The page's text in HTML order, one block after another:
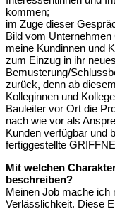
kommen;
im Zuge dieser
Bild vom
meine Kundinnen und
zum Einzug in ihr
Bemusterung/
zurück, denn ab
Kolleginnen und
Bauleiter vor Ort die
nach wie vor als
Kunden verfügbar und
fertiggestellte
Mit welchen
beschreiben?
Meinen Job mache ich
Verlässlichkeit. Diese